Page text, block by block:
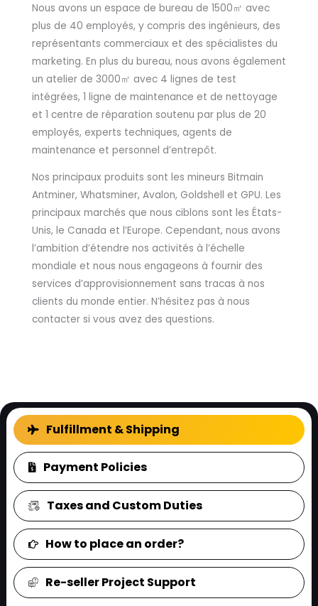
Nous avons un espace de bureau de 1500㎡ avec
plus de 40 employés, y compris des ingénieurs, des
représentants commerciaux et des spécialistes du
marketing. En plus du bureau, nous avons également
un atelier de 3000㎡ avec 4 lignes de test
intégrées, 1 ligne de maintenance et de nettoyage
et 1 centre de réparation soutenu par plus de 20
employés, experts techniques, agents de
maintenance et personnel d’entrepôt.
Nos principaux produits sont les mineurs Bitmain
Antminer, Whatsminer, Avalon, Goldshell et GPU. Les
principaux marchés que nous ciblons sont les États-
Unis, le Canada et l’Europe. Cependant, nous avons
l’ambition d’étendre nos activités à l’échelle
mondiale et nous nous engageons à fournir des
services d’approvisionnement sans tracas à nos
clients du monde entier. N’hésitez pas à nous
contacter si vous avez des questions.
FAQ
Fulfillment & Shipping
Payment Policies
Taxes and Custom Duties
How to place an order?
Re-seller Project Support